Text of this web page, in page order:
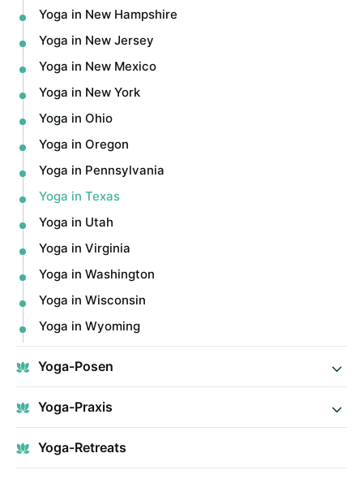
Yoga in New Hampshire
Yoga in New Jersey
Yoga in New Mexico
Yoga in New York
Yoga in Ohio
Yoga in Oregon
Yoga in Pennsylvania
Yoga in Texas
Yoga in Utah
Yoga in Virginia
Yoga in Washington
Yoga in Wisconsin
Yoga in Wyoming
Yoga-Posen
Yoga-Praxis
Yoga-Retreats